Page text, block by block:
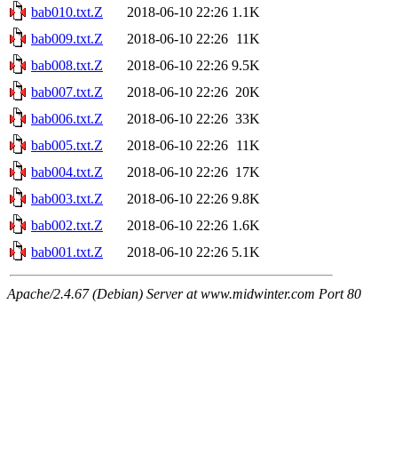
bab010.txt.Z
2018-06-10 22:26 1.1K
bab009.txt.Z
2018-06-10 22:26 11K
bab008.txt.Z
2018-06-10 22:26 9.5K
bab007.txt.Z
2018-06-10 22:26 20K
bab006.txt.Z
2018-06-10 22:26 33K
bab005.txt.Z
2018-06-10 22:26 11K
bab004.txt.Z
2018-06-10 22:26 17K
bab003.txt.Z
2018-06-10 22:26 9.8K
bab002.txt.Z
2018-06-10 22:26 1.6K
bab001.txt.Z
2018-06-10 22:26 5.1K
Apache/2.4.67 (Debian) Server at www.midwinter.com Port 80